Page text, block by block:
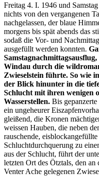
Freitag 4. I. 1946 und
nichts von den vergangenen
nachgelassen, der blaue
morgens bis spät abends das
sodaß die Vor- und
ausgefüllt werden konnten.
Windau durch die
Zwieselstein führte. So wie
der Blick hinunter in die
Schlucht mit ihren wenigen
Wasserstellen. Bis
ein ungeheurer
gleißend, die Kronen
weissen Hauben, die neben
rauschende,
Schluchtdurchquerung zu
aus der Schlucht, führt der
letzten Ort des Ötztals, den
Venter Ache gelegenen